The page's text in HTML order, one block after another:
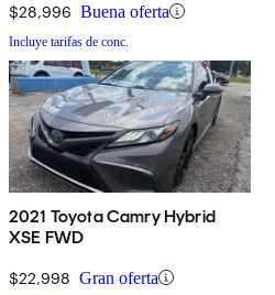
$28,996 Buena oferta
Incluye tarifas de conc.
2021 Toyota Camry Hybrid
XSE FWD
$22,998 Gran oferta